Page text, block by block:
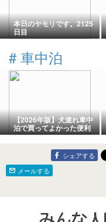
本日のヤモリです。2125
日目
# 車中泊
【2026年版】犬連れ車中
泊で買ってよかった便利
グッズ10選｜愛犬との車
中泊・キャンプを快適に
するおすすめアイテム
シェアする
メールする